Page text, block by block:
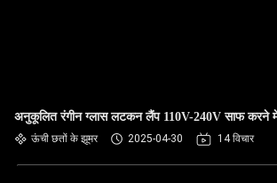
अनुकूलित रंगीन ग्लास लटकन लैंप 110V-240V साफ करने
ऊंची छतों के झूमर 2025-04-30 14 विचार